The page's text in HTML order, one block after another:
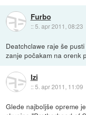
Furbo
:: 5. apr 2011, 08:23
Deatchclawe raje še
zanje počakam na orenk
Izi
::5. apr 2011, 11:09
Glede najboljše opreme